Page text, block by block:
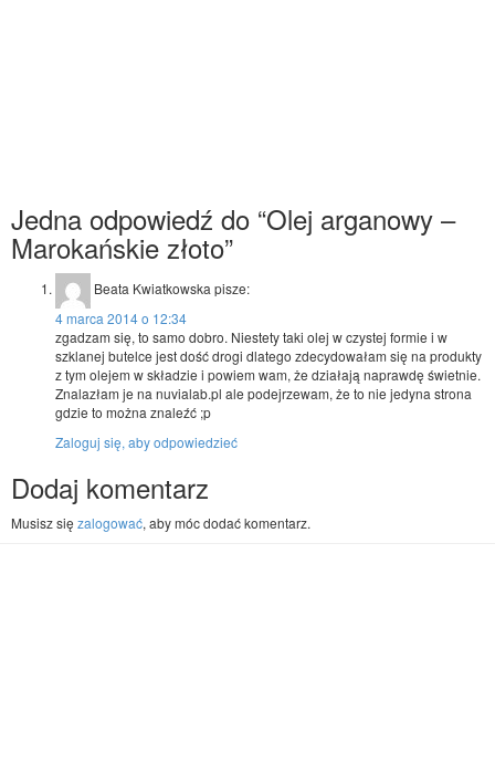
Jedna odpowiedź do “Olej arganowy –
Marokańskie złoto”
Beata Kwiatkowska pisze:
4 marca 2014 o 12:34
zgadzam się, to samo dobro. Niestety taki olej w czystej formie i w
szklanej butelce jest dość drogi dlatego zdecydowałam się na produkty
z tym olejem w składzie i powiem wam, że działają naprawdę świetnie.
Znalazłam je na nuvialab.pl ale podejrzewam, że to nie jedyna strona
gdzie to można znaleźć ;p
Zaloguj się, aby odpowiedzieć
Dodaj komentarz
Musisz się zalogować, aby móc dodać komentarz.